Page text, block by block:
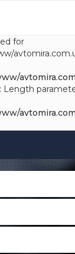
for
Length